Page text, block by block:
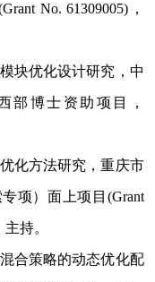
No. 61309005) ，
块优化设计研究，中
部博士资助项目，
化方法研究，重庆市
项）面上项目 (Grant
主持。
合策略的动态优化配